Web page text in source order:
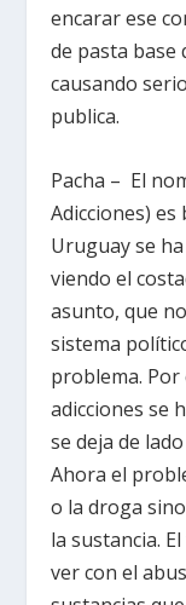
encarar ese
de pasta base
causando
publica.
Pacha – El
Adicciones)
Uruguay se
viendo el
asunto, que
sistema
problema. Por
adicciones se
se deja de
Ahora el
o la droga
la sustancia.
ver con el